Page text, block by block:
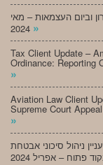
וביום העצמאות – מאי
»
Tax Client Update –
Ordinance: Reporting
»
Aviation Law Client
Supreme Court
»
ניהול סיכוני אבטחת